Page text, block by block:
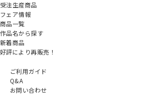
受注生産商品
フェア情報
商品一覧
作品名から探す
新着商品
好評により再販売！
ご利用ガイド
Q&A
お問い合わせ